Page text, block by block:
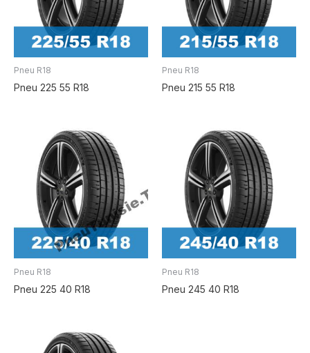
Pneu R18
Pneu 225 55 R18
Pneu R18
Pneu 215 55 R18
Pneu R18
Pneu 225 40 R18
Pneu R18
Pneu 245 40 R18